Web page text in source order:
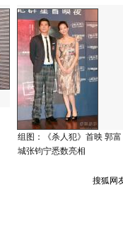
组图：《杀人犯》首映 郭富
城张钧宁悉数亮相